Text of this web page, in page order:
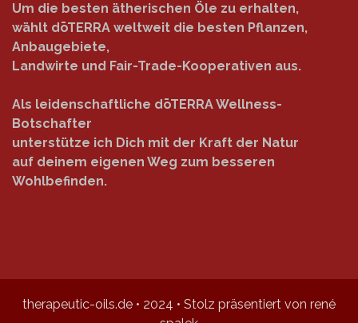
Um die besten ätherischen Öle zu erhalten,
wählt dōTERRA weltweit die besten Pflanzen,
Anbaugebiete,
Landwirte und Fair-Trade-Kooperativen aus.
Als leidenschaftliche dōTERRA Wellness-
Botschafter
unterstütze ich Dich mit der Kraft der Natur
auf deinem eigenen Weg zum besseren
Wohlbefinden.
therapeutic-oils.de • 2024 • Stolz präsentiert von rené